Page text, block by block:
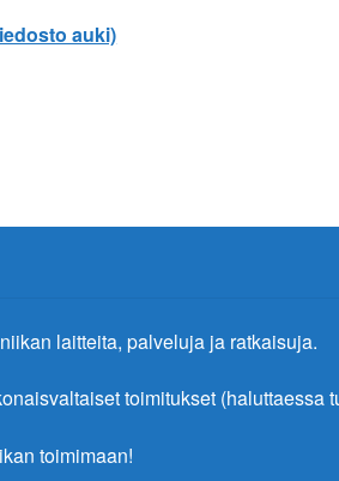
auki)
laitteita, palveluja ja ratkaisuja.
toimitukset (haluttaessa
toimimaan!